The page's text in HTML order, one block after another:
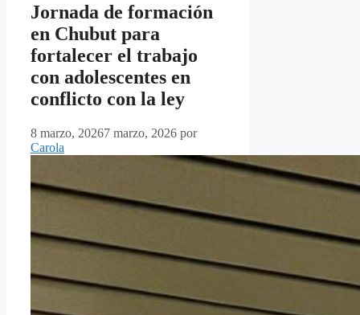
Jornada de formación
en Chubut para
fortalecer el trabajo
con adolescentes en
conflicto con la ley
8 marzo, 20267 marzo, 2026 por
Carola